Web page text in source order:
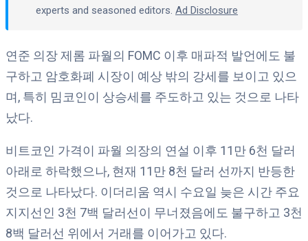
experts and seasoned editors. Ad Disclosure
연준 의장 제롬 파월의 FOMC 이후 매파적 발언에도 불
구하고 암호화폐 시장이 예상 밖의 강세를 보이고 있으
며, 특히 밈코인이 상승세를 주도하고 있는 것으로 나타
났다.
비트코인 가격이 파월 의장의 연설 이후 11만 6천 달러
아래로 하락했으나, 현재 11만 8천 달러 선까지 반등한
것으로 나타났다. 이더리움 역시 수요일 늦은 시간 주요
지지선인 3천 7백 달러선이 무너졌음에도 불구하고 3천
8백 달러선 위에서 거래를 이어가고 있다.